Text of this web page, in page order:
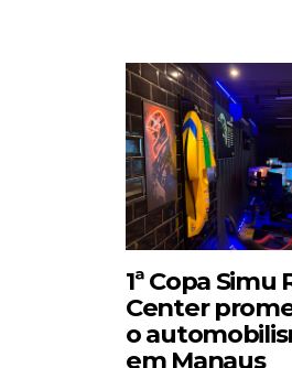
1ª Copa Simu
Center
o
em Manaus